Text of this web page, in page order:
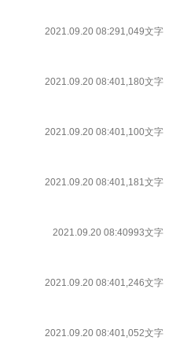
2021.09.20 08:291,049文字
2021.09.20 08:401,180文字
2021.09.20 08:401,100文字
2021.09.20 08:401,181文字
2021.09.20 08:40993文字
2021.09.20 08:401,246文字
2021.09.20 08:401,052文字